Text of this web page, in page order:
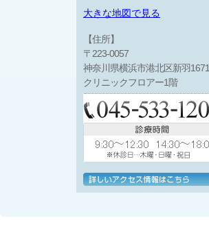
大きな地図で見る
【住所】
〒223-0057
神奈川県横浜市港北区新羽1671
クリニックフロアー1階